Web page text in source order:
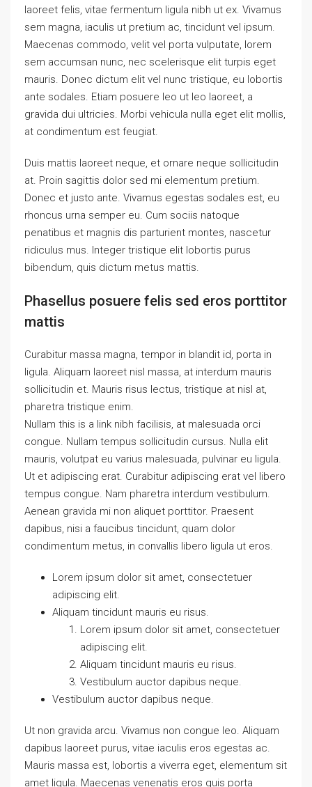
laoreet felis, vitae fermentum ligula nibh ut ex. Vivamus
sem magna, iaculis ut pretium ac, tincidunt vel ipsum.
Maecenas commodo, velit vel porta vulputate, lorem
sem accumsan nunc, nec scelerisque elit turpis eget
mauris. Donec dictum elit vel nunc tristique, eu lobortis
ante sodales. Etiam posuere leo ut leo laoreet, a
gravida dui ultricies. Morbi vehicula nulla eget elit mollis,
at condimentum est feugiat.
Duis mattis laoreet neque, et ornare neque sollicitudin
at. Proin sagittis dolor sed mi elementum pretium.
Donec et justo ante. Vivamus egestas sodales est, eu
rhoncus urna semper eu. Cum sociis natoque
penatibus et magnis dis parturient montes, nascetur
ridiculus mus. Integer tristique elit lobortis purus
bibendum, quis dictum metus mattis.
Phasellus posuere felis sed eros porttitor
mattis
Curabitur massa magna, tempor in blandit id, porta in
ligula. Aliquam laoreet nisl massa, at interdum mauris
sollicitudin et. Mauris risus lectus, tristique at nisl at,
pharetra tristique enim.
Nullam this is a link nibh facilisis, at malesuada orci
congue. Nullam tempus sollicitudin cursus. Nulla elit
mauris, volutpat eu varius malesuada, pulvinar eu ligula.
Ut et adipiscing erat. Curabitur adipiscing erat vel libero
tempus congue. Nam pharetra interdum vestibulum.
Aenean gravida mi non aliquet porttitor. Praesent
dapibus, nisi a faucibus tincidunt, quam dolor
condimentum metus, in convallis libero ligula ut eros.
Lorem ipsum dolor sit amet, consectetuer
adipiscing elit.
Aliquam tincidunt mauris eu risus.
Lorem ipsum dolor sit amet, consectetuer
adipiscing elit.
Aliquam tincidunt mauris eu risus.
Vestibulum auctor dapibus neque.
Vestibulum auctor dapibus neque.
Ut non gravida arcu. Vivamus non congue leo. Aliquam
dapibus laoreet purus, vitae iaculis eros egestas ac.
Mauris massa est, lobortis a viverra eget, elementum sit
amet ligula. Maecenas venenatis eros quis porta